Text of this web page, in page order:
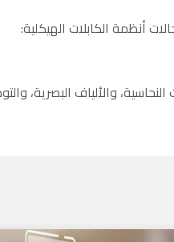
أنظمة الكابلات الهيكلية:
النحاسية، والألياف البصرية،